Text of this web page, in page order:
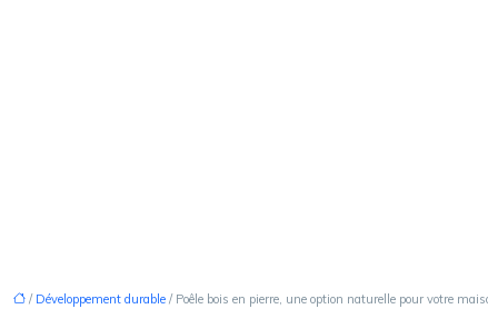
/ Développement durable / Poêle bois en pierre, une option naturelle pour votre